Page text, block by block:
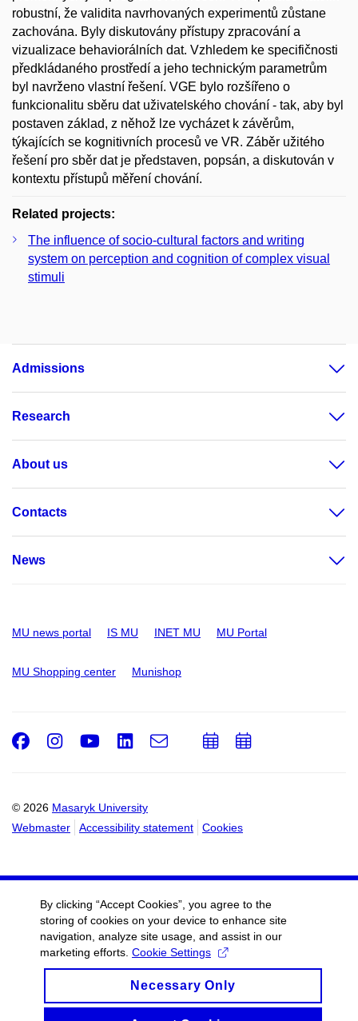
robustní, že validita navrhovaných experimentů zůstane
zachována. Byly diskutovány přístupy zpracování a
vizualizace behaviorálních dat. Vzhledem ke specifičnosti
předkládaného prostředí a jeho technickým parametrům
byl navrženo vlastní řešení. VGE bylo rozšířeno o
funkcionalitu sběru dat uživatelského chování - tak, aby byl
postaven základ, z něhož lze vycházet k závěrům,
týkajících se kognitivních procesů ve VR. Záběr užitého
řešení pro sběr dat je představen, popsán, a diskutován v
kontextu přístupů měření chování.
Related projects:
The influence of socio-cultural factors and writing
system on perception and cognition of complex visual
stimuli
Admissions
Research
About us
Contacts
News
MU news portal IS MU INET MU MU Portal
MU Shopping center Munishop
© 2026 Masaryk University
Webmaster
Accessibility statement Cookies
Facebook
Instagram
Youtube
LinkedIn
e-
AddAdd
By clicking “Accept Cookies”, you agree to the
storing of cookies on your device to enhance site
navigation, analyze site usage, and assist in our
marketing efforts. Cookie Settings
Necessary Only